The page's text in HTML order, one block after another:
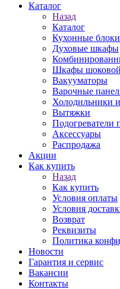
Каталог
Назад
Каталог
Кухонные блоки
Духовые шкафы
Шкафы шоковой
Вакууматоры
Варочные
Холодильники
Вытяжки
Подогреватели
Аксессуары
Распродажа
Акции
Как купить
Назад
Как купить
Условия оплаты
Условия
Возврат
Реквизиты
Политика
Новости
Гарантия и сервис
Вакансии
Контакты